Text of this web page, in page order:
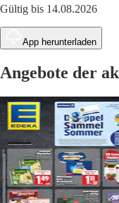
Gültig bis 14.08.2026
App herunterladen
Angebote der